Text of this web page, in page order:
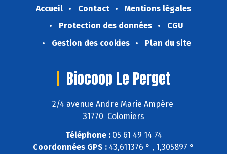
Accueil Contact
Mentions légales
Protection des données
CGU
Gestion des cookies
Plan du site
Biocoop Le Perget
2/4 avenue Andre Marie Ampère
31770 Colomiers
Téléphone :05 61 49 14 74
Coordonnées GPS : 43,611376 ° , 1,305897 °